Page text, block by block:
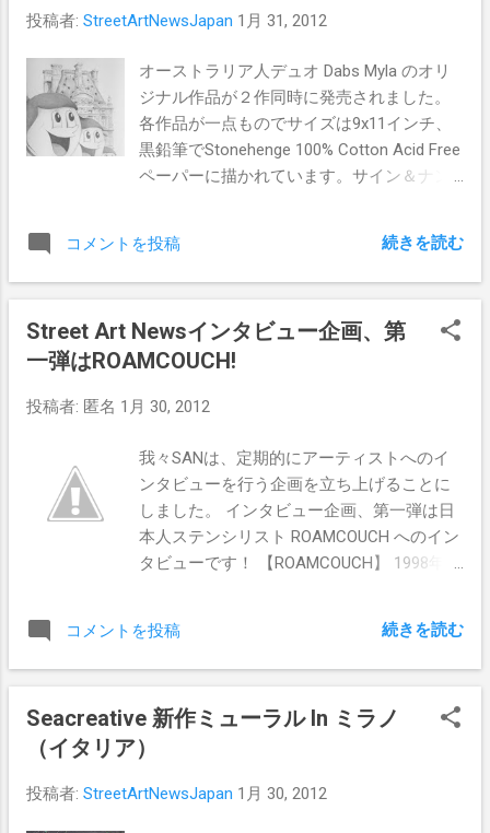
投稿者: StreetArtNewsJapan 1月 31, 2012
オーストラリア人デュオ Dabs Myla のオリ
ジナル作品が２作同時に発売されました。
各作品が一点ものでサイズは9x11インチ、
黒鉛筆でStonehenge 100% Cotton Acid Free
ペーパーに描かれています。サイン＆ナン
コメントを投稿 続きを読む
Street Art Newsインタビュー企画、第
一弾はROAMCOUCH!
投稿者: 匿名 1月 30, 2012
我々SANは、定期的にアーティストへのイ
ンタビューを行う企画を立ち上げることに
しました。 インタビュー企画、第一弾は日
本人ステンシリスト ROAMCOUCH へのイン
タビューです！ 【ROAMCOUCH】 1998年頃
を経て、2001年より本格的にアーティスト
としても多種多様な制作を開始。 様々なア
ACDC、グレイトフルデッドを始めとする、
音楽アーティストのノベルティーデザイン
リジナルデザインを提供。 2005年に独立
コメントを投稿 続きを読む
Seacreative 新作ミューラル In ミラノ
（イタリア）
投稿者: StreetArtNewsJapan 1月 30, 2012